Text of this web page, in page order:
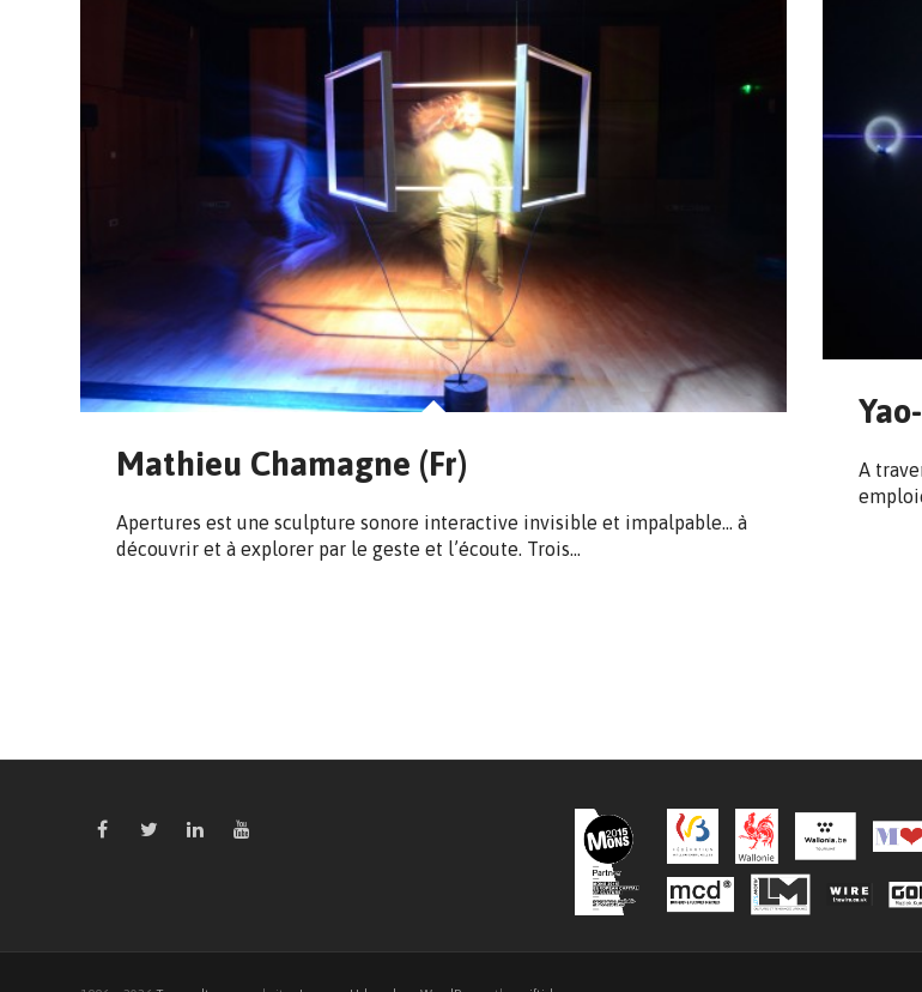
Mathieu Chamagne (Fr)
Apertures est une sculpture sonore interactive invisible et impalpable… à
découvrir et à explorer par le geste et l’écoute. Trois…
A